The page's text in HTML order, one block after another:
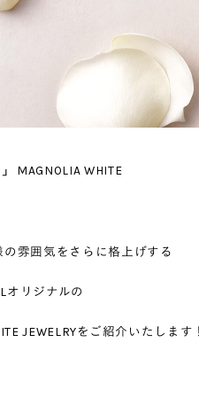
MAGNOLIA WHITE
雰囲気をさらに格上げする
オリジナルの
JEWELRYをご紹介いたします